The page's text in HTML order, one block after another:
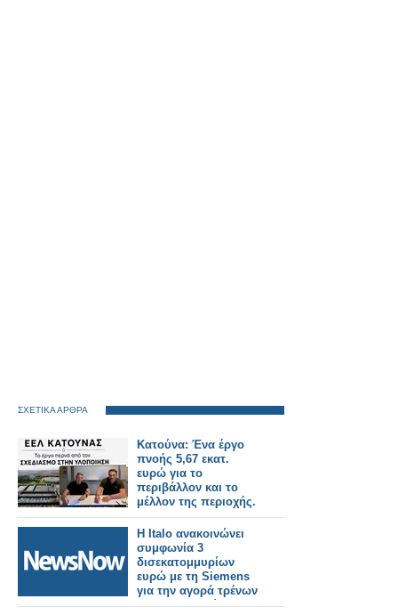
ΣΧΕΤΙΚΑ ΑΡΘΡΑ
Κατούνα: Ένα έργο
πνοής 5,67 εκατ.
ευρώ για το
περιβάλλον και το
μέλλον της περιοχής.
Η Italo ανακοινώνει
συμφωνία 3
δισεκατομμυρίων
ευρώ με τη Siemens
για την αγορά τρένων
για τη Γερμανία.